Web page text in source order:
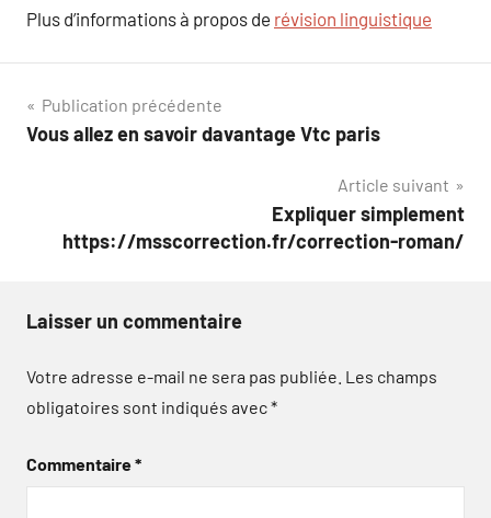
Plus d’informations à propos de révision linguistique
Navigation
de
Publication précédente
Vous allez en savoir davantage Vtc paris
Article suivant
Expliquer simplement
https://msscorrection.fr/correction-roman/
Laisser un commentaire
Votre adresse e-mail ne sera pas publiée. Les champs
obligatoires sont indiqués avec*
Commentaire*